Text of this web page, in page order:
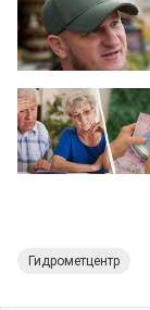
Гидрометцентр